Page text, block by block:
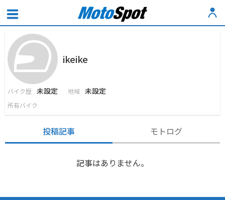
ikeike
バイク歴 未設定 地域 未設定
所有バイク
投稿記事 モトログ
記事はありません。